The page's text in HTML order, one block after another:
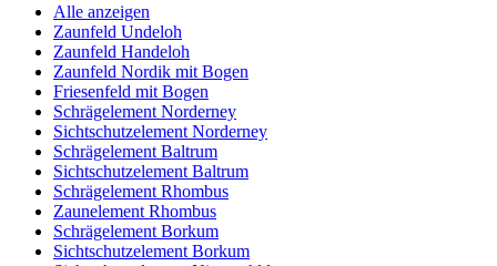
Alle anzeigen
Zaunfeld Undeloh
Zaunfeld Handeloh
Zaunfeld Nordik mit Bogen
Friesenfeld mit Bogen
Schrägelement Norderney
Sichtschutzelement Norderney
Schrägelement Baltrum
Sichtschutzelement Baltrum
Schrägelement Rhombus
Zaunelement Rhombus
Schrägelement Borkum
Sichtschutzelement Borkum